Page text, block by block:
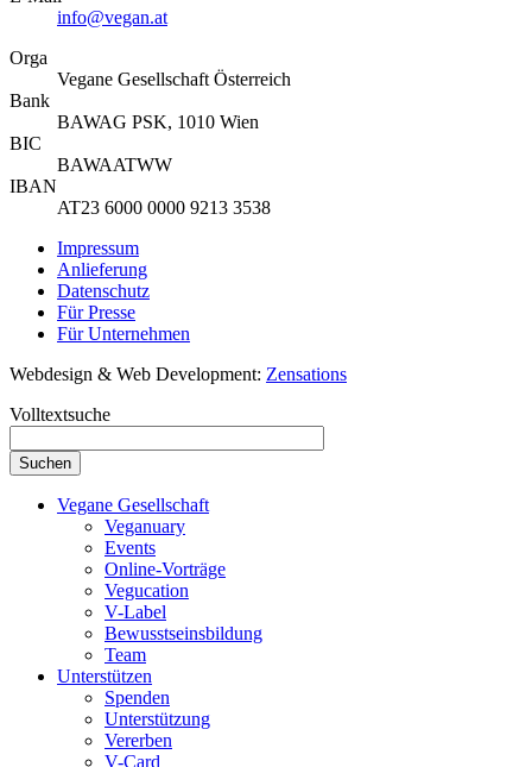
info@vegan.at
Orga
Vegane Gesellschaft Österreich
Bank
BAWAG PSK, 1010 Wien
BIC
BAWAATWW
IBAN
AT23 6000 0000 9213 3538
Impressum
Anlieferung
Datenschutz
Für Presse
Für Unternehmen
Webdesign & Web Development: Zensations
Volltextsuche
Vegane Gesellschaft
Veganuary
Events
Online-Vorträge
Vegucation
V-Label
Bewusstseinsbildung
Team
Unterstützen
Spenden
Unterstützung
Vererben
V-Card